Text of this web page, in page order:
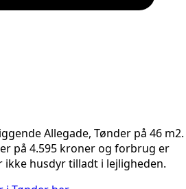
Allegade, Tønder på 46 m2.
på 4.595 kroner og forbrug er
ikke husdyr tilladt i lejligheden.